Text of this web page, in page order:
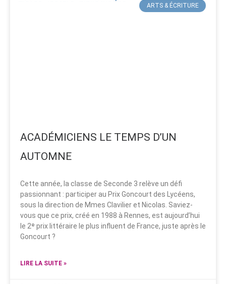
ARTS & ÉCRITURE
ACADÉMICIENS LE TEMPS D’UN
AUTOMNE
Cette année, la classe de Seconde 3 relève un défi
passionnant : participer au Prix Goncourt des Lycéens,
sous la direction de Mmes Clavilier et Nicolas. Saviez-
vous que ce prix, créé en 1988 à Rennes, est aujourd’hui
le 2ᵉ prix littéraire le plus influent de France, juste après le
Goncourt ?
LIRE LA SUITE »